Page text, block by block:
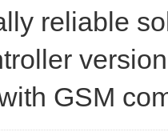
reliable
GSM